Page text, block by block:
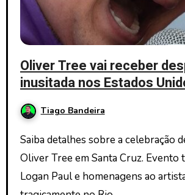
Oliver Tree vai receber
inusitada nos Estados
Tiago Bandeira
Saiba detalhes sobre a celebração de vida de
Oliver Tree em Santa Cruz. Evento
Logan Paul e homenagens ao